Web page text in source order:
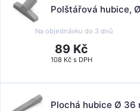
Polštářová hubice,
Na objednávku do 3 dnů
89 Kč
108 Kč s DPH
Plochá hubice Ø 36